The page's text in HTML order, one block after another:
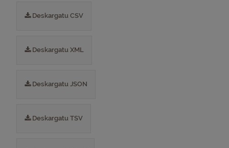
Deskargatu CSV
Deskargatu XML
Deskargatu JSON
Deskargatu TSV